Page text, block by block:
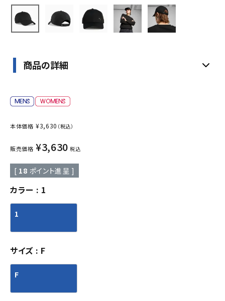
商品の詳細
本体価格 ¥3,630 （税込）
販売価格 ¥3,630 税込
[ 18 ポイント進呈 ]
カラー 1
1
サイズ F
F